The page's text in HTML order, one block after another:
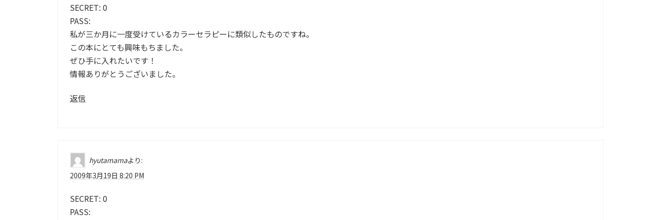
SECRET: 0
PASS:
私が三か月に一度受けているカラーセラピーに類似したものですね。
この本にとても興味もちました。
ぜひ手に入れたいです！
情報ありがとうございました。
返信
hyutamamaより:
2009年3月19日 8:20 PM
SECRET: 0
PASS: